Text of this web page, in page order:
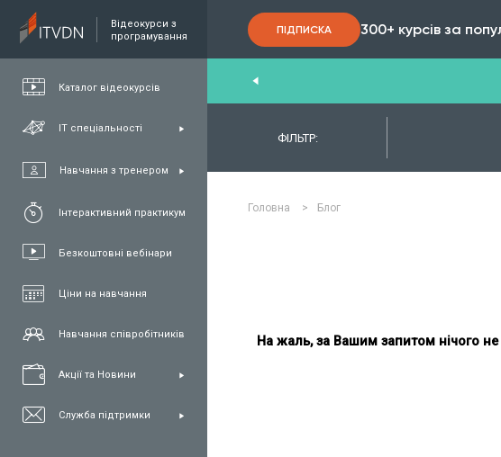
Відеокурси з
програмування
Каталог відеокурсів
ІТ спеціальності
Навчання з тренером
Інтерактивний практикум
Безкоштовні вебінари
Ціни на навчання
Навчання співробітників
Акції та Новини
Служба підтримки
ПІДПИСКА 300+ курсів за
,FullStack C#/.NET ,Java
ФІЛЬТР:
Головна > Блог
На жаль, за Вашим запитом нічого